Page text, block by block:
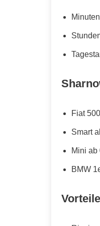
Fiat
Smart
Mini ab
BMW